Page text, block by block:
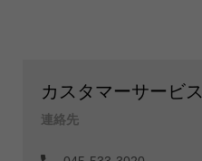
カスタマーサービス
連絡先